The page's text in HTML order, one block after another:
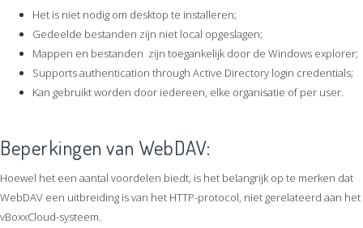
Het is niet nodig om desktop te installeren;
Gedeelde bestanden zijn niet local opgeslagen;
Mappen en bestanden zijn toegankelijk door de Windows explorer;
Supports authentication through Active Directory login credentials;
Kan gebruikt worden door iedereen, elke organisatie of per user.
Beperkingen van WebDAV:
Hoewel het een aantal voordelen biedt, is het belangrijk op te merken dat
WebDAV een uitbreiding is van het HTTP-protocol, niet gerelateerd aan het
vBoxxCloud-systeem.